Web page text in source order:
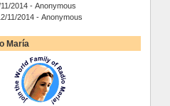
2014- Anonymous
11/2014- Anonymous
María